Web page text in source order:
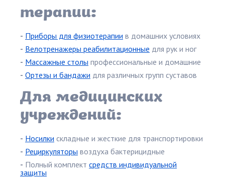
терапии:
- Приборы для физиотерапии в домашних условиях
- Велотренажеры реабилитационные для рук и ног
- Массажные столы профессиональные и домашние
- Ортезы и бандажи для различных групп суставов
Для медицинских
учреждений:
- Носилки складные и жесткие для транспортировки
- Рециркуляторы воздуха бактерицидные
- Полный комплект средств индивидуальной
защиты